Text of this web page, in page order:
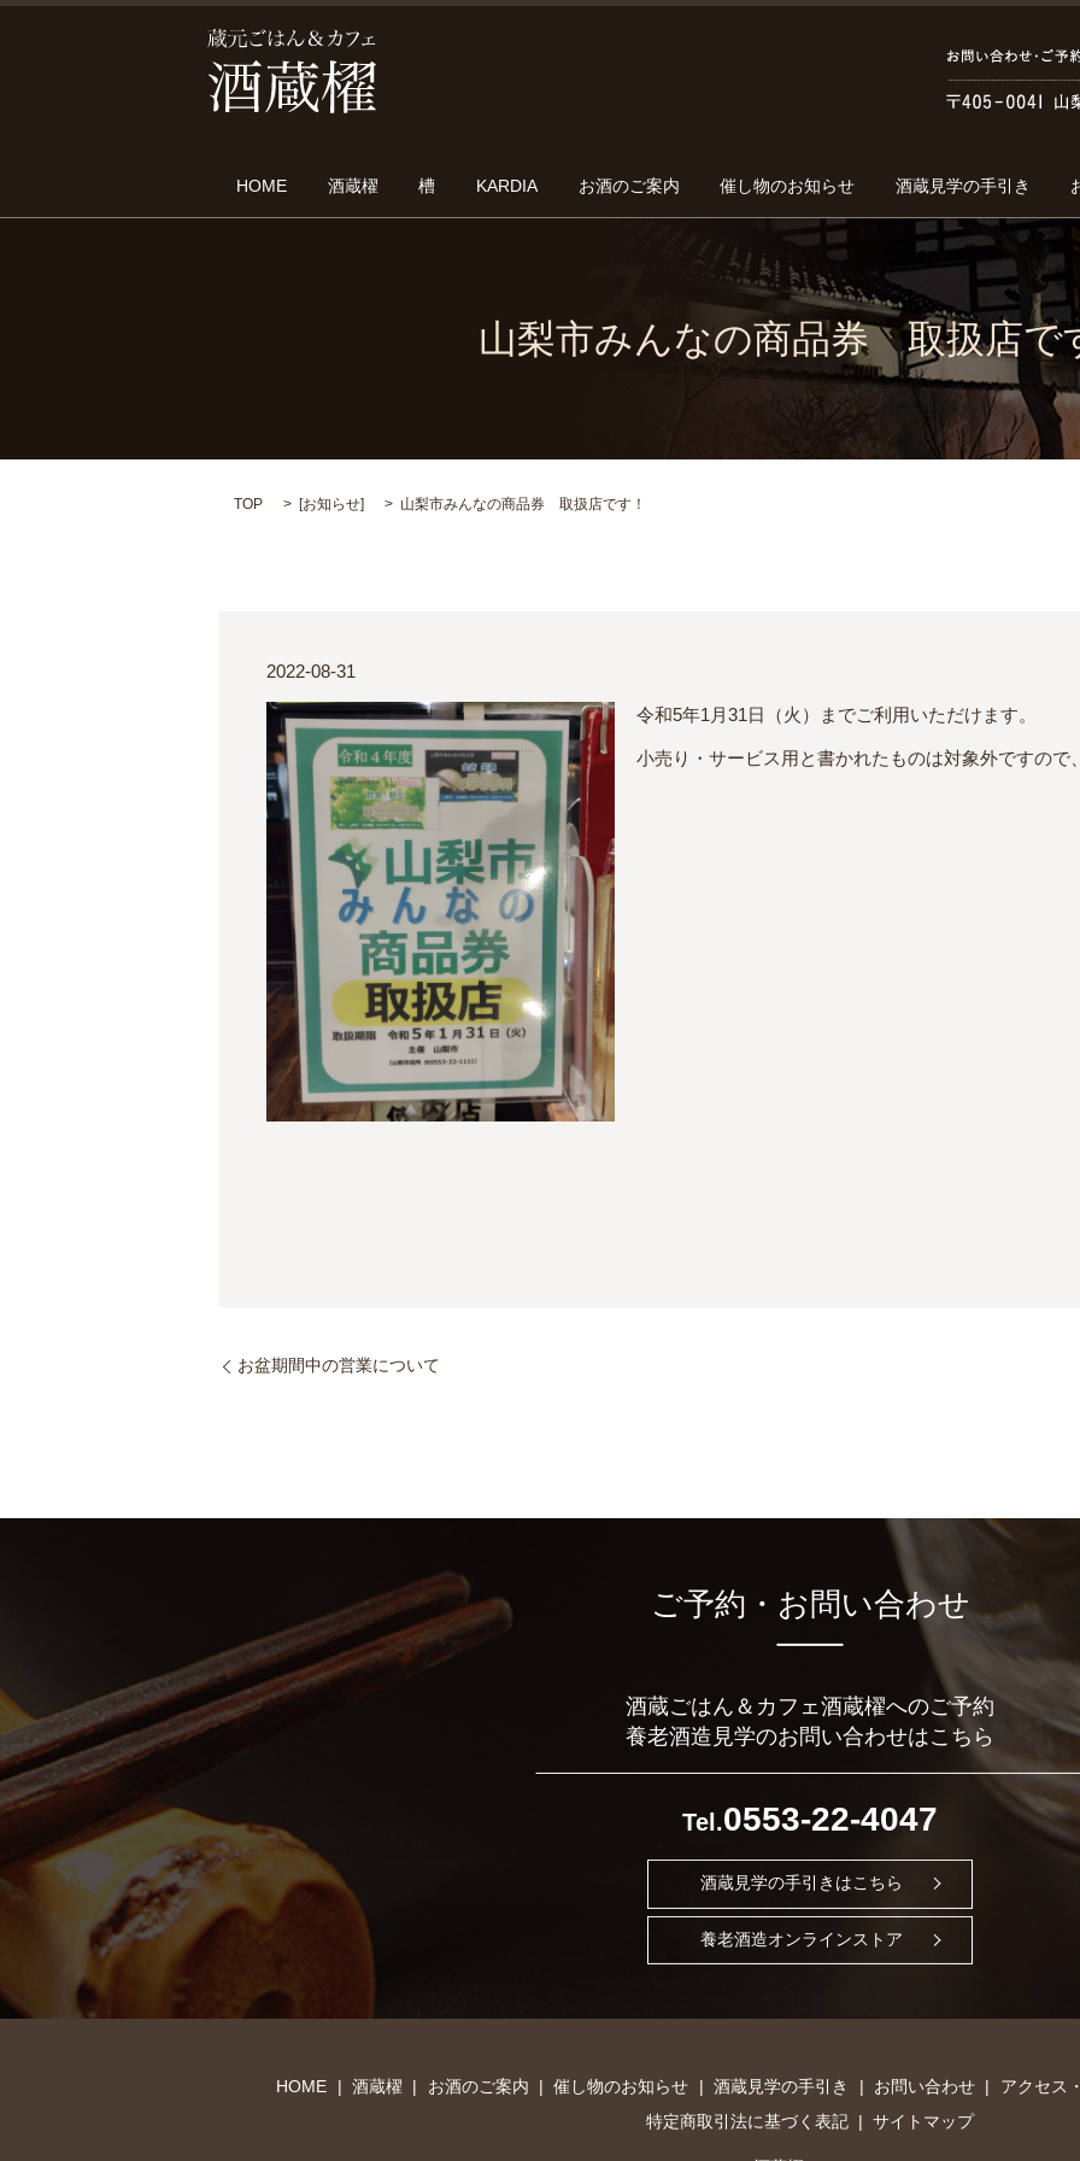
HOME 酒蔵櫂 槽 KARDIA お酒のご案内 催し物のお知らせ 酒蔵見学の手引き
山梨市みんなの商品券 取扱店で
TOP [お知らせ] 山梨市みんなの商品券 取扱店です！
2022-08-31
令和5年1月31日（火）までご利用いただけます。
小売り・サービス用と書かれたものは対象外ですので
お盆期間中の営業について
ご予約・お問い合わせ
酒蔵ごはん＆カフェ酒蔵櫂へのご予約
養老酒造見学のお問い合わせはこちら
Tel.0553-22-4047
酒蔵見学の手引きはこちら
養老酒造オンラインストア
HOME 酒蔵櫂 お酒のご案内 催し物のお知らせ 酒蔵見学の手引き お問い合わせ アクセス
特定商取引法に基づく表記
サイトマップ